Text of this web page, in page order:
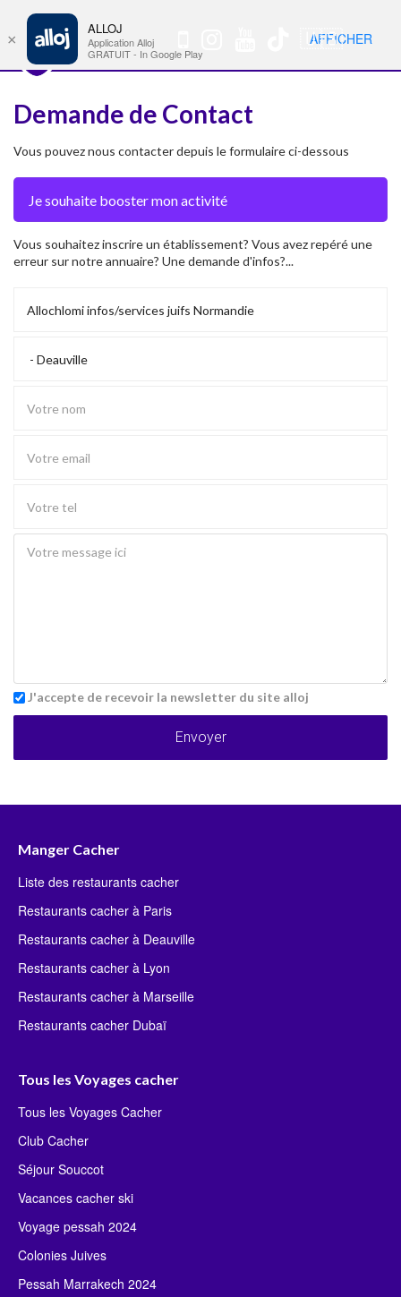
🇺🇸 Nav
Demande de Contact
Vous pouvez nous contacter depuis le formulaire ci-dessous
Vous souhaitez inscrire un établissement? Vous avez repéré une
erreur sur notre annuaire? Une demande d'infos?...
J'accepte de recevoir la newsletter du site alloj
Envoyer
Manger Cacher
Liste des restaurants cacher
Restaurants cacher à Paris
Restaurants cacher à Deauville
Restaurants cacher à Lyon
Restaurants cacher à Marseille
Restaurants cacher Dubaï
Tous les Voyages cacher
Tous les Voyages Cacher
Club Cacher
Séjour Souccot
Vacances cacher ski
Voyage pessah 2024
Colonies Juives
Pessah Marrakech 2024
×
ALLOJ
Application Alloj
GRATUIT - In Google Play
AFFICHER